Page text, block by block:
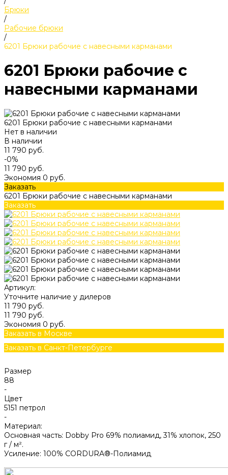
Брюки
/
Рабочие брюки
/
6201 Брюки рабочие с навесными карманами
6201 Брюки рабочие с
навесными карманами
6201 Брюки рабочие с навесными карманами
Нет в наличии
В наличии
11 790 руб.
-0%
11 790 руб.
Экономия 0 руб.
Заказать
6201 Брюки рабочие с навесными карманами
Заказать
Артикул:
Уточните наличие у дилеров
11 790 руб.
11 790 руб.
Экономия 0 руб.
Заказать в Москве
Заказать в Санкт-Петербурге
Размер
88
-
Цвет
5151 петрол
-
Материал:
Основная часть: Dobby Pro 69% полиамид, 31% хлопок, 250
г / м².
Усиление: 100% CORDURA®-Полиамид